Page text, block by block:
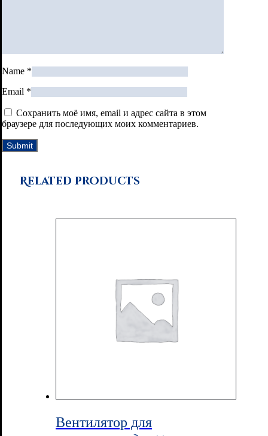
Name *
Email *
Сохранить моё имя, email и адрес сайта в этом
браузере для последующих моих комментариев.
Related products
Вентилятор для